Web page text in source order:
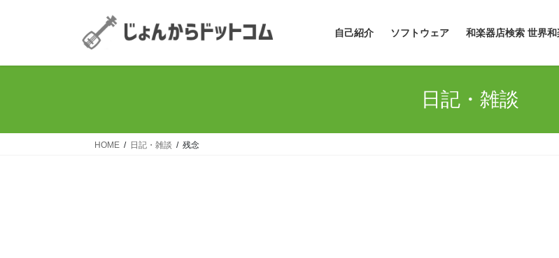
自己紹介 ソフトウェア 和楽器店検索 世界
日記・雑談
HOME 日記・雑談 残念